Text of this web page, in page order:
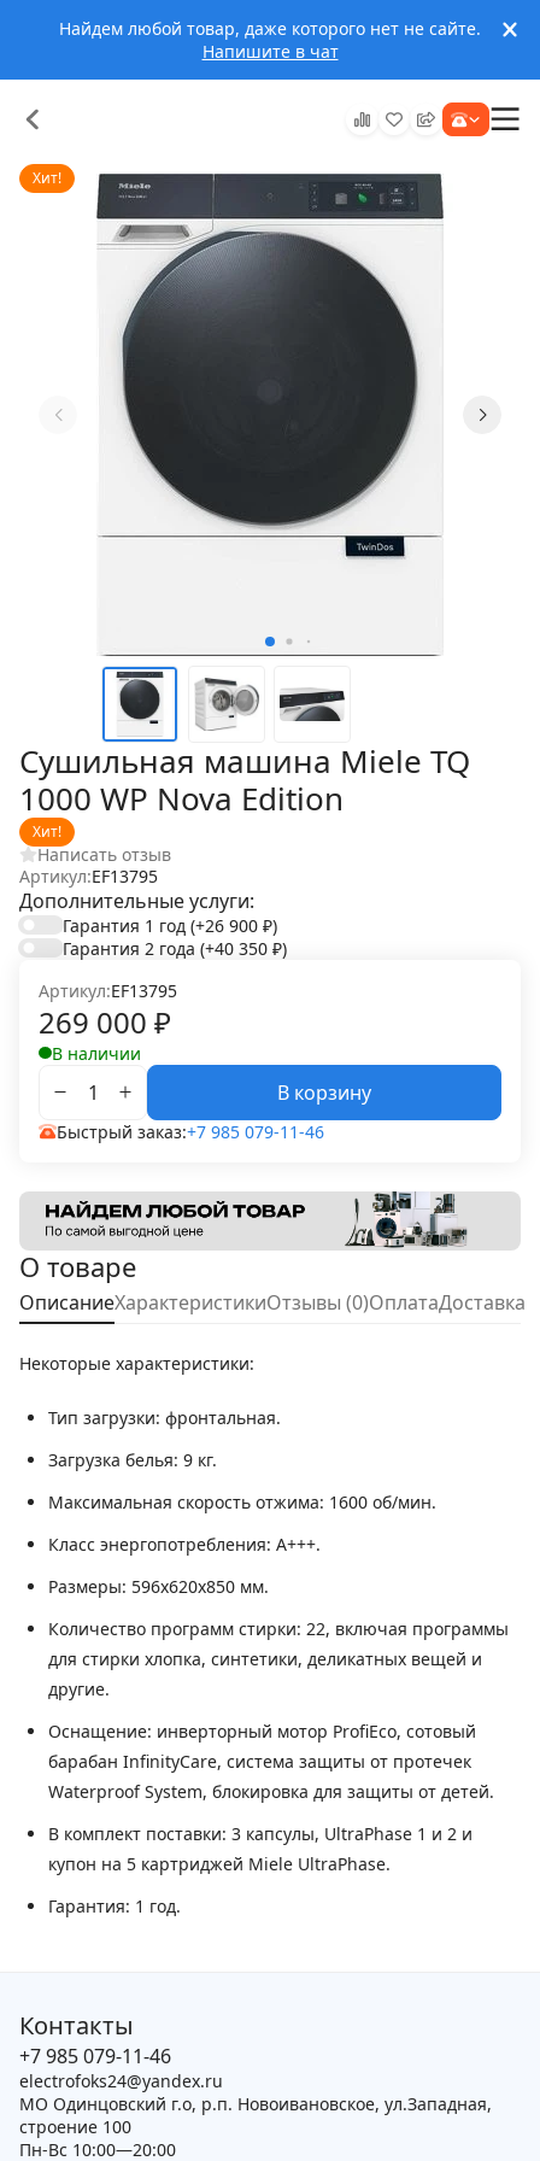
Найдем любой товар, даже которого нет не сайте.
Напишите в чат
Хит!
Сушильная машина Miele TQ
1000 WP Nova Edition
Хит!
Написать отзыв
Артикул:EF13795
Дополнительные услуги:
Гарантия 1 год (+26 900 ₽)
Гарантия 2 года (+40 350 ₽)
Артикул:EF13795
269 000 ₽
В наличии
В корзину
Быстрый заказ:+7 985 079-11-46
О товаре
ОписаниеХарактеристикиОтзывы (0)ОплатаДоставка
Некоторые характеристики:
Тип загрузки: фронтальная.
Загрузка белья: 9 кг.
Максимальная скорость отжима: 1600 об/мин.
Класс энергопотребления: A+++.
Размеры: 596х620х850 мм.
Количество программ стирки: 22, включая программы
для стирки хлопка, синтетики, деликатных вещей и
другие.
Оснащение: инверторный мотор ProfiEco, сотовый
барабан InfinityCare, система защиты от протечек
Waterproof System, блокировка для защиты от детей.
В комплект поставки: 3 капсулы, UltraPhase 1 и 2 и
купон на 5 картриджей Miele UltraPhase.
Гарантия: 1 год.
Контакты
+7 985 079-11-46
electrofoks24@yandex.ru
МО Одинцовский г.о, р.п. Новоивановское, ул.Западная,
строение 100
Пн-Вс 10:00—20:00